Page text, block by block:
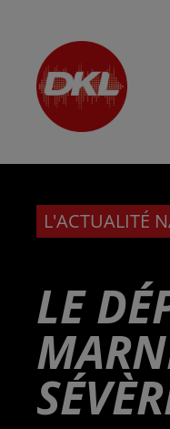
L'ACTUALITÉ
LE